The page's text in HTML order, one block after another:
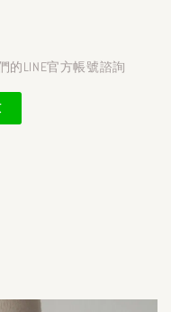
的LINE官方帳號諮詢